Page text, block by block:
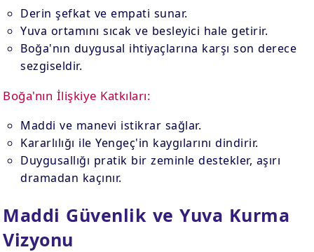
Derin şefkat ve empati sunar.
Yuva ortamını sıcak ve besleyici hale getirir.
Boğa'nın duygusal ihtiyaçlarına karşı son derece
sezgiseldir.
Boğa'nın İlişkiye Katkıları:
Maddi ve manevi istikrar sağlar.
Kararlılığı ile Yengeç'in kaygılarını dindirir.
Duygusallığı pratik bir zeminle destekler, aşırı
dramadan kaçınır.
Maddi Güvenlik ve Yuva Kurma
Vizyonu